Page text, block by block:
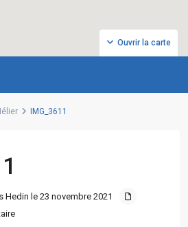
Ouvrir la carte
IMG_3611
Hedin le 23 novembre 2021